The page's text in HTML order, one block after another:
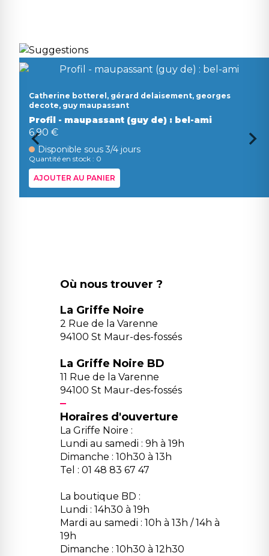
Catherine botterel, gérard delaisement, georges
decote, guy maupassant
Profil - maupassant (guy de) : bel-ami
6,90 €
Disponible sous 3/4 jours
Quantité en stock : 0
AJOUTER AU PANIER
Où nous trouver ?
La Griffe Noire
2 Rue de la Varenne
94100 St Maur-des-fossés
La Griffe Noire BD
11 Rue de la Varenne
94100 St Maur-des-fossés
Horaires d'ouverture
La Griffe Noire :
Lundi au samedi : 9h à 19h
Dimanche : 10h30 à 13h
Tel : 01 48 83 67 47
La boutique BD :
Lundi : 14h30 à 19h
Mardi au samedi : 10h à 13h / 14h à
19h
Dimanche : 10h30 à 12h30